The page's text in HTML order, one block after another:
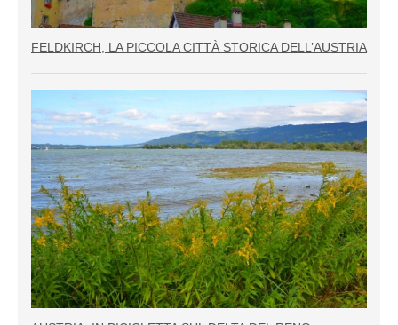
FELDKIRCH, LA PICCOLA CITTÀ STORICA DELL’AUSTRIA